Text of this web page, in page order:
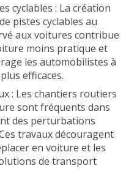
cyclables : La création
pistes cyclables au
aux voitures contribue
moins pratique et
les automobilistes à
efficaces.
: Les chantiers routiers
sont fréquents dans
des perturbations
travaux découragent
en voiture et les
de transport